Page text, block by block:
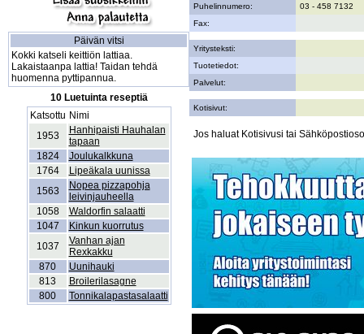
Päivän vitsi
Kokki katseli keittiön lattiaa.
Lakaistaanpa lattia! Taidan tehdä
huomenna pyttipannua.
10 Luetuinta reseptiä
Katsottu Nimi
1953
Hanhipaisti Hauhalan
tapaan
1824
Joulukalkkuna
1764
Lipeäkala uunissa
1563
Nopea pizzapohja
leivinjauheella
1058
Waldorfin salaatti
1047
Kinkun kuorrutus
1037
Vanhan ajan
Rexkakku
870
Uunihauki
813
Broilerilasagne
800
Tonnikalapastasalaatti
Puhelinnumero:
03 - 458 7132
Fax:
Yritysteksti:
Tuotetiedot:
Palvelut:
Kotisivut:
Jos haluat Kotisivusi tai